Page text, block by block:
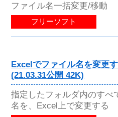
ファイル名一括変更/移動
フリーソフト
Excelでファイル名を変更
(21.03.31公開 42K)
指定したフォルダ内のすべ
名を、Excel上で変更する